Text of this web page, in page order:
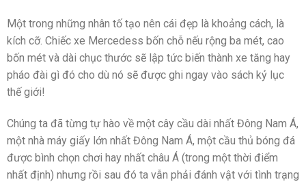
Một trong những nhân tố tạo nên cái đẹp là khoảng cách, là
kích cỡ. Chiếc xe Mercedess bốn chỗ nếu rộng ba mét, cao
bốn mét và dài chục thước sẽ lập tức biến thành xe tăng hay
pháo đài gì đó cho dù nó sẽ được ghi ngay vào sách kỷ lục
thế giới!
Chúng ta đã từng tự hào về một cây cầu dài nhất Đông Nam Á,
một nhà máy giấy lớn nhất Đông Nam Á, một cầu thủ bóng đá
được bình chọn chơi hay nhất châu Á (trong một thời điểm
nhất định) nhưng rồi sau đó ta vẫn phải đánh vật với tình trạng